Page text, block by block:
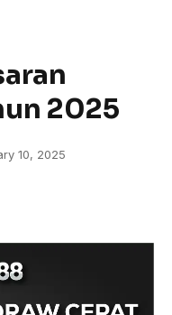
2025
10, 2025